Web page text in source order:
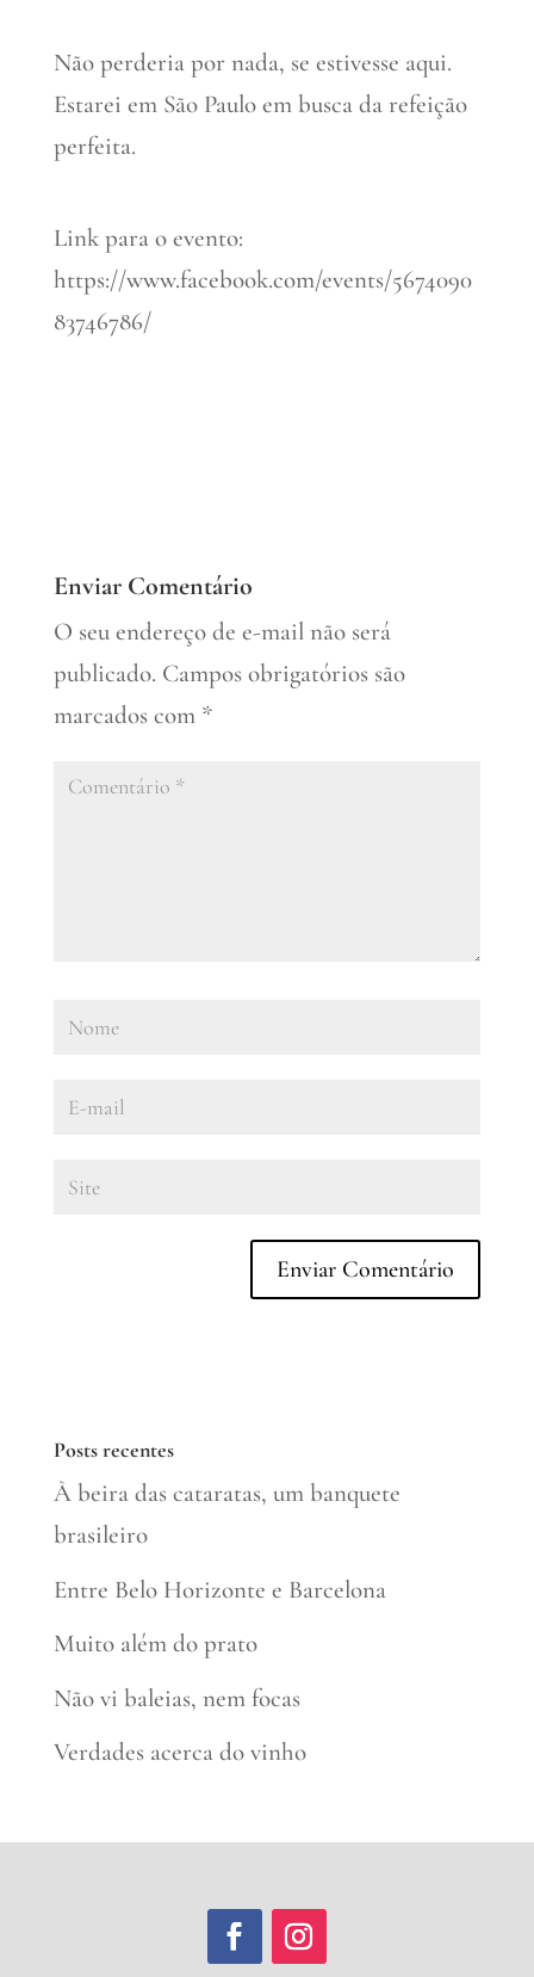
Não perderia por nada, se estivesse aqui.
Estarei em São Paulo em busca da refeição
perfeita.
Link para o evento:
https://www.facebook.com/events/5674090
83746786/
Enviar Comentário
O seu endereço de e-mail não será
publicado. Campos obrigatórios são
marcados com *
Posts recentes
À beira das cataratas, um banquete
brasileiro
Entre Belo Horizonte e Barcelona
Muito além do prato
Não vi baleias, nem focas
Verdades acerca do vinho